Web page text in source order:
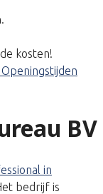
kosten!
Openingstijden
BV
in
bedrijf is